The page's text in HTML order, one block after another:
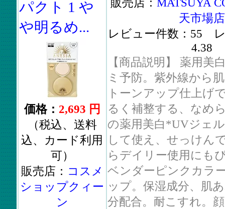
パクト 1 や
や明るめ...
価格： 2,693 円
（税込、送料
込、カード利用
可）
販売店： コスメ
ショップクィー
ン
販売店： MATSUYA
天市場店
レビュー件数：55
4.38
【商品説明】 薬用美
ミ予防。紫外線から
トーンアップ仕上げ
るく補整する、なめ
の薬用美白*UVジェ
して使え、せっけん
らデイリー使用にも
ベンダーピンクカラ
ップ。保湿成分、肌
分配合。耐こすれ。